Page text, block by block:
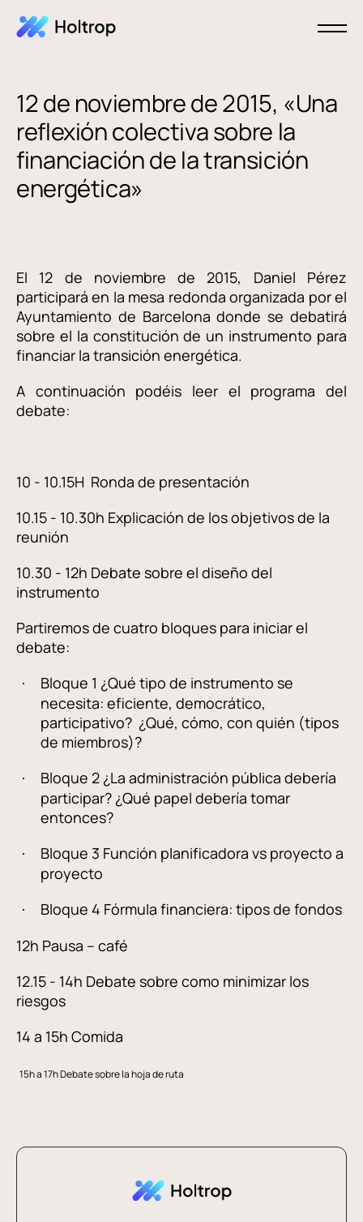
12 de noviembre de 2015, «Una
reflexión colectiva sobre la
financiación de la transición
energética»
El 12 de noviembre de 2015, Daniel Pérez
participará en la mesa redonda organizada por el
Ayuntamiento de Barcelona donde se debatirá
sobre el la constitución de un instrumento para
financiar la transición energética.
A continuación podéis leer el programa del
debate:
10 - 10.15H Ronda de presentación
10.15 - 10.30h Explicación de los objetivos de la
reunión
10.30 - 12h Debate sobre el diseño del
instrumento
Partiremos de cuatro bloques para iniciar el
debate:
·
Bloque 1 ¿Qué tipo de instrumento se
necesita: eficiente, democrático,
participativo? ¿Qué, cómo, con quién (tipos
de miembros)?
·
Bloque 2 ¿La administración pública debería
participar? ¿Qué papel debería tomar
entonces?
·
Bloque 3 Función planificadora vs proyecto a
proyecto
·
Bloque 4 Fórmula financiera: tipos de fondos
12h Pausa – café
12.15 - 14h Debate sobre como minimizar los
riesgos
14 a 15h Comida
15h a 17h Debate sobre la hoja de ruta